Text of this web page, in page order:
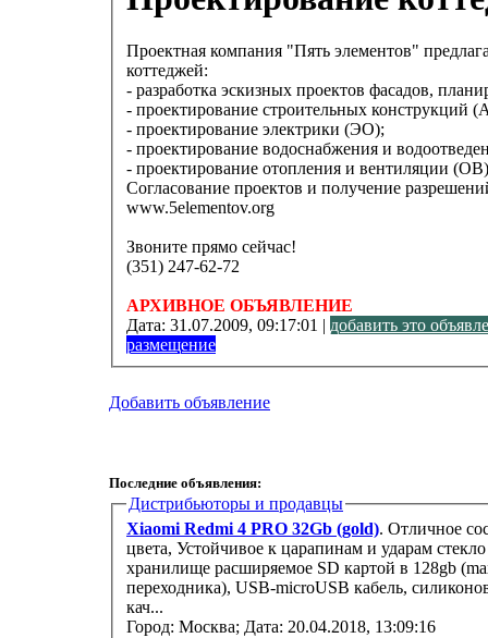
Проектная компания "Пять элементов"
коттеджей:
- разработка эскизных проектов фасадов,
- проектирование строительных конструкций
- проектирование электрики (ЭО);
- проектирование водоснабжения и
- проектирование отопления и вентиляции
Согласование проектов и получение
www.5elementov.org
Звоните прямо сейчас!
(351) 247-62-72
АРХИВНОЕ ОБЪЯВЛЕНИЕ
Дата: 31.07.2009, 09:17:01 | добавить это
размещение
Добавить объявление
Последние объявления:
Дистрибьюторы и продавцы
Xiaomi Redmi 4 PRO 32Gb (gold). Отличное
цвета, Устойчивое к царапинам и ударам
хранилище расширяемое SD картой в 128gb
переходника), USB-microUSB кабель,
кач...
Город: Москва; Дата: 20.04.2018, 13:09:16